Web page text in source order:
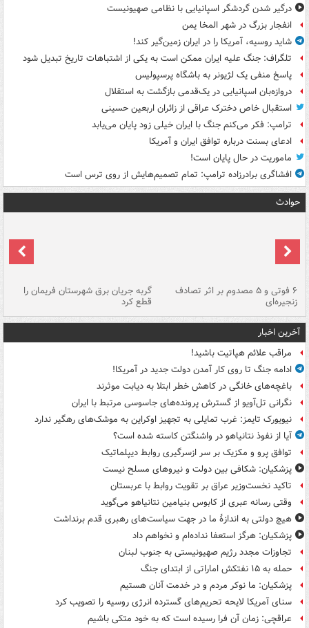
درگیر شدن گردشگر اسپانیایی با نظامی صهیونیست
انفجار بزرگ در شهر المخا یمن
شاید روسیه، آمریکا را در ایران زمین‌گیر کند!
تلگراف: جنگ علیه ایران ممکن است به یکی از اشتباهات تاریخ تبدیل شود
پاسخ منفی یک لژیونر به باشگاه پرسپولیس
دروازه‌بان اسپانیایی در یک‌قدمی بازگشت به استقلال
استقبال خاص دخترک عراقی از زائران اربعین حسینی
ترامپ: فکر می‌کنم جنگ با ایران خیلی زود پایان می‌یابد
ادعای بسنت درباره توافق ایران و آمریکا
ماموریت در حال پایان است!
افشاگری برادرزاده ترامپ: تمام تصمیم‌هایش از روی ترس است
حوادث
۶ فوتی و ۵ مصدوم بر اثر تصادف
زنجیره‌ای
گربه جریان برق شهرستان فریمان را
قطع کرد
آخرین اخبار
مراقب علائم هپاتیت باشید!
ادامه جنگ تا روی کار آمدن دولت جدید در آمریکا!
باغچه‌های خانگی در کاهش خطر ابتلا به دیابت موثرند
نگرانی تل‌آویو از گسترش پرونده‌های جاسوسی مرتبط با ایران
نیویورک تایمز: غرب تمایلی به تجهیز اوکراین به موشک‌های رهگیر ندارد
آیا از نفوذ نتانیاهو در واشنگتن کاسته شده است؟
توافق پرو و مکزیک بر سر ازسرگیری روابط دیپلماتیک
پزشکیان: شکافی بین دولت و نیروهای مسلح نیست
تاکید نخست‌وزیر عراق بر تقویت روابط با عربستان
وقتی رسانه عبری از کابوس بنیامین نتانیاهو می‌گوید
هیچ دولتی به اندازۀ ما در جهت سیاست‌های رهبری قدم برنداشت
پزشکیان: هرگز استعفا نداده‌ام و نخواهم داد
تجاوزات مجدد رژیم صهیونیستی به جنوب لبنان
حمله به ۱۵ نفتکش‌ اماراتی از ابتدای جنگ
پزشکیان: ما نوکر مردم و در خدمت آنان هستیم
سنای آمریکا لایحه تحریم‌های گسترده انرژی روسیه را تصویب کرد
عراقچی: زمان آن فرا رسیده است که به خود متکی باشیم